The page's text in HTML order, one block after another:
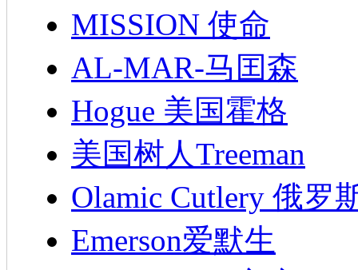
MISSION 使命
AL-MAR-马囯森
Hogue 美国霍格
美国树人Treeman
Olamic Cutlery 俄罗
Emerson爱默生